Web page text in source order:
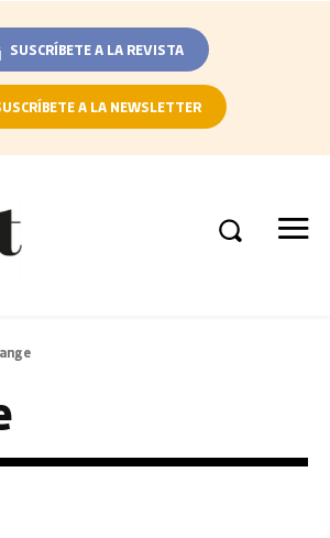
SUSCRÍBETE A LA REVISTA
A LA NEWSLETTER